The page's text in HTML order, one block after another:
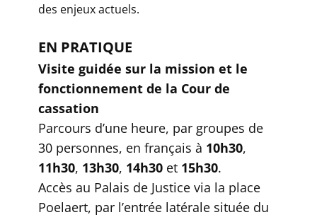
des enjeux actuels.
EN PRATIQUE
Visite guidée sur la mission et le
fonctionnement de la Cour de
cassation
Parcours d’une heure, par groupes de
30 personnes, en français à 10h30,
11h30, 13h30, 14h30 et 15h30.
Accès au Palais de Justice via la place
Poelaert, par l’entrée latérale située du